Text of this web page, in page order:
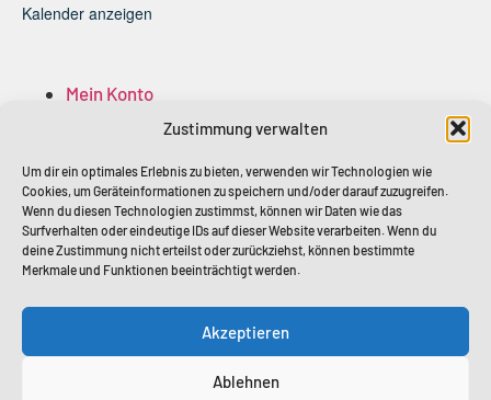
Zustimmung verwalten
Um dir ein optimales Erlebnis zu bieten, verwenden wir Technologien wie
Cookies, um Geräteinformationen zu speichern und/oder darauf zuzugreifen.
Wenn du diesen Technologien zustimmst, können wir Daten wie das
Surfverhalten oder eindeutige IDs auf dieser Website verarbeiten. Wenn du
deine Zustimmung nicht erteilst oder zurückziehst, können bestimmte
Merkmale und Funktionen beeinträchtigt werden.
Akzeptieren
Ablehnen
Kalender anzeigen
Mein Konto
Mitglieder